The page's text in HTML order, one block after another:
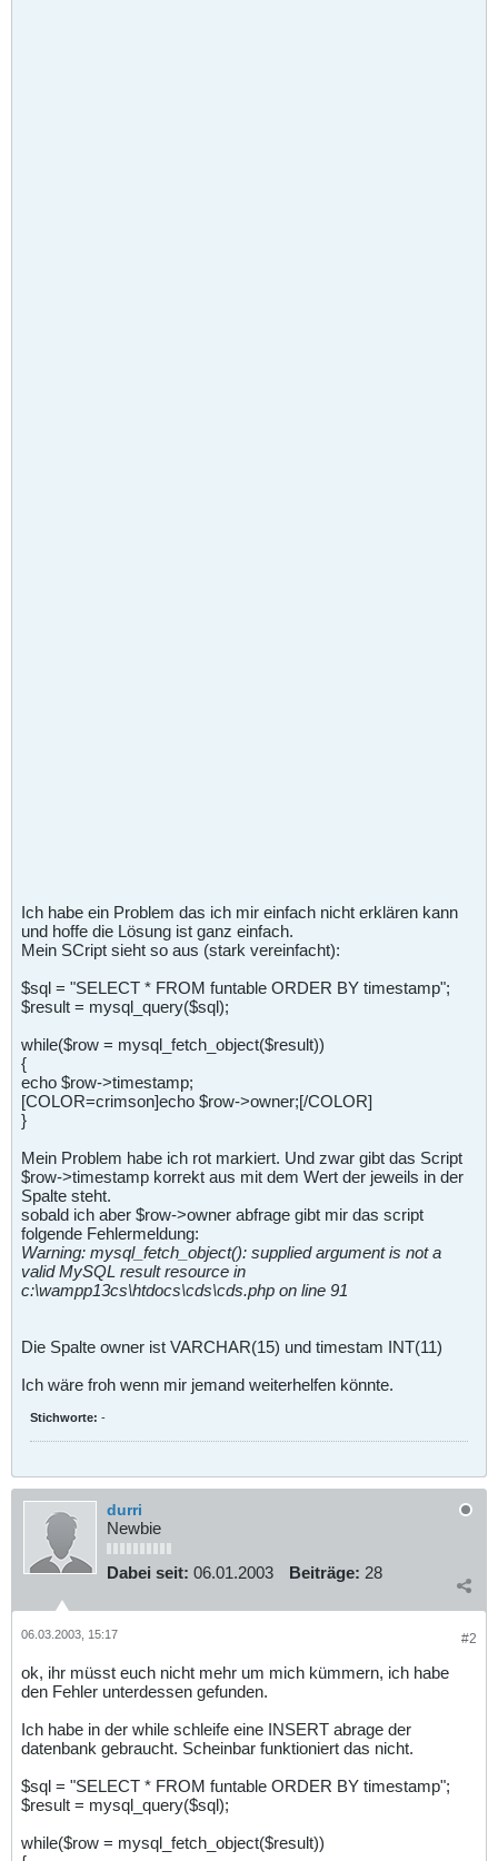
Ich habe ein Problem das ich mir einfach nicht erklären kann
und hoffe die Lösung ist ganz einfach.
Mein SCript sieht so aus (stark vereinfacht):
$sql = "SELECT * FROM funtable ORDER BY timestamp";
$result = mysql_query($sql);
while($row = mysql_fetch_object($result))
{
echo $row->timestamp;
[COLOR=crimson]echo $row->owner;[/COLOR]
}
Mein Problem habe ich rot markiert. Und zwar gibt das Script
$row->timestamp korrekt aus mit dem Wert der jeweils in der
Spalte steht.
sobald ich aber $row->owner abfrage gibt mir das script
folgende Fehlermeldung:
Warning: mysql_fetch_object(): supplied argument is not a
valid MySQL result resource in
c:\wampp13cs\htdocs\cds\cds.php on line 91
Die Spalte owner ist VARCHAR(15) und timestam INT(11)
Ich wäre froh wenn mir jemand weiterhelfen könnte.
Stichworte: -
durri
Newbie
Dabei seit: 06.01.2003 Beiträge: 28
#2
06.03.2003, 15:17
ok, ihr müsst euch nicht mehr um mich kümmern, ich habe
den Fehler unterdessen gefunden.
Ich habe in der while schleife eine INSERT abrage der
datenbank gebraucht. Scheinbar funktioniert das nicht.
$sql = "SELECT * FROM funtable ORDER BY timestamp";
$result = mysql_query($sql);
while($row = mysql_fetch_object($result))